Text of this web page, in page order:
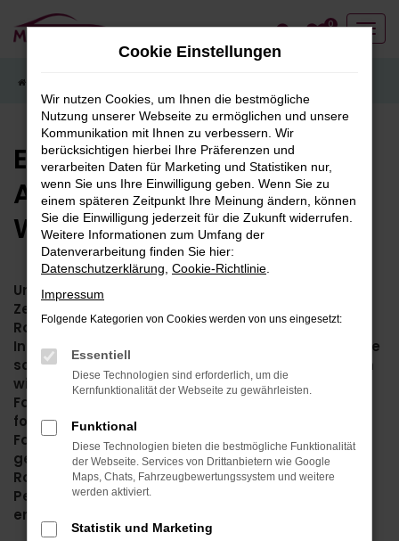
Zum
Hauptinhalt
0
Entdecken Sie Peugeot bei
Automobile Maibom in
Wesel
Unser Peugeot-Standort in Wesel ist ein wahres
Zentrum für Automobilenthusiasten, die die
Raffinesse und Leistung französischer
Ingenieurskunst schätzen. In einer Atmosphäre, die
sowohl einladend als auch professionell ist, bieten
wir eine umfassende Palette von Peugeot-
Fahrzeugen, die für ihre elegante Ästhetik,
fortschrittliche Technologie und ihr dynamisches
Fahrerlebnis bekannt sind. Unsere sorgfältig
gestalteten Verkaufsräume bieten den perfekten
Rahmen, um die neuesten und beliebtesten
Peugeot-Modelle in Ruhe zu betrachten und zu
erleben.
Cookie Einstellungen
Wir nutzen Cookies, um Ihnen die bestmögliche
Nutzung unserer Webseite zu ermöglichen und unsere
Kommunikation mit Ihnen zu verbessern. Wir
berücksichtigen hierbei Ihre Präferenzen und
verarbeiten Daten für Marketing und Statistiken nur,
wenn Sie uns Ihre Einwilligung geben. Wenn Sie zu
einem späteren Zeitpunkt Ihre Meinung ändern, können
Sie die Einwilligung jederzeit für die Zukunft widerrufen.
Weitere Informationen zum Umfang der
Datenverarbeitung finden Sie hier:
Datenschutzerklärung Cookie-Richtlinie
Impressum
Folgende Kategorien von Cookies werden von uns eingesetzt:
Essentiell
Diese Technologien sind erforderlich, um die
Kernfunktionalität der Webseite zu gewährleisten.
Funktional
Diese Technologien bieten die bestmögliche Funktionalität
der Webseite. Services von Drittanbietern wie Google
Maps, Chats, Fahrzeugbewertungssystem und weitere
werden aktiviert.
Statistik und Marketing